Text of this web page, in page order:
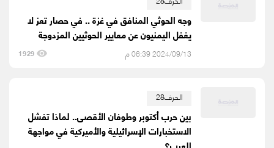
وجه الحوثي المنافق في غزة .. في حصار تعز لا
يغفل اليمنيون عن معايير الحوثيين المزدوجة
2024/09/13 06:39 م 1929
الحرف28
بين حرب أكتوبر وطوفان الأقصى.. لماذا تفشل
الاستخبارات الإسرائيلية والأميركية في مواجهة